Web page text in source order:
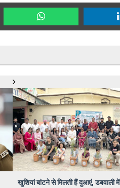
खुशियां बांटने से मिलती हैं दुआएं, डबवाली में